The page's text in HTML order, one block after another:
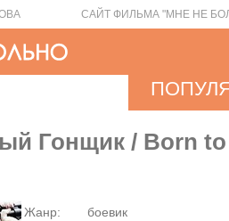
САЙТ ФИЛЬМА "МНЕ НЕ
Гонщик / Born to
Жанр:
боевик